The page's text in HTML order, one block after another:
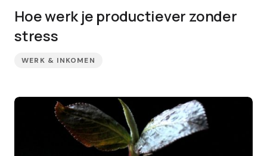
Hoe werk je productiever zonder
stress
WERK & INKOMEN